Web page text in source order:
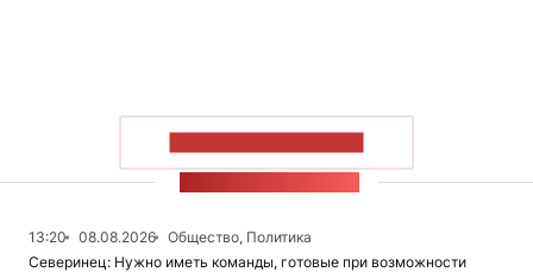
13:20 08.08.2026
Общество, Политика
Северинец: Нужно иметь команды, готовые при возможности